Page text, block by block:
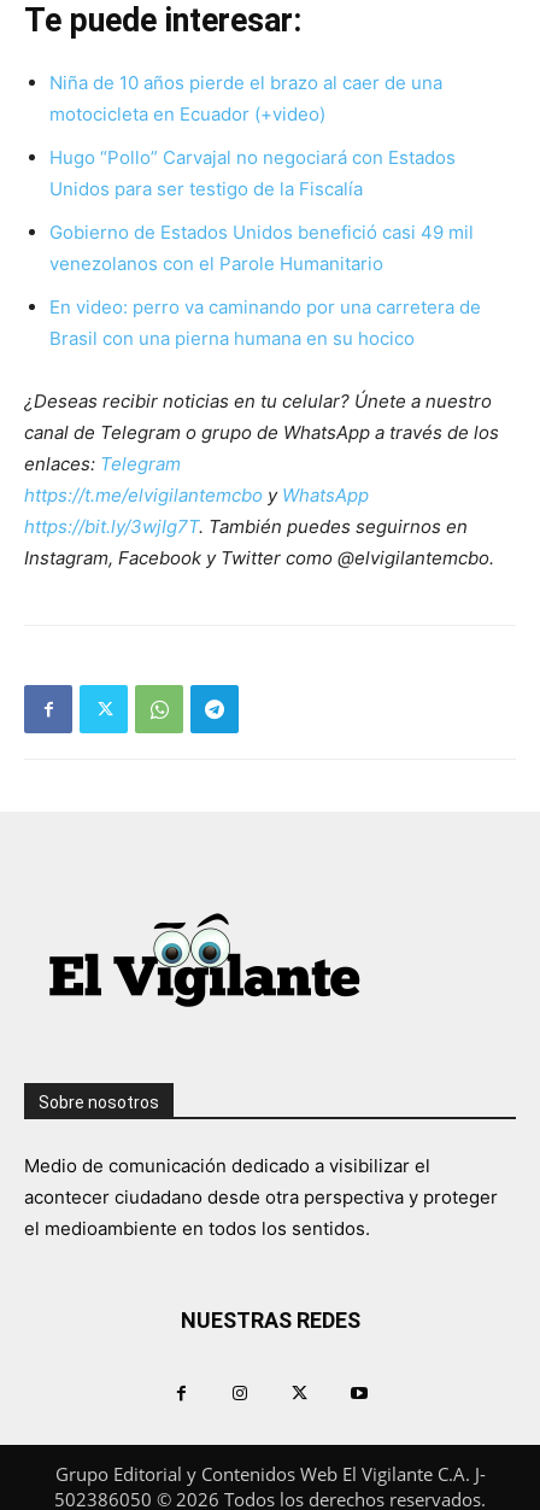
Te puede interesar:
Niña de 10 años pierde el brazo al caer de una
motocicleta en Ecuador (+video)
Hugo “Pollo” Carvajal no negociará con Estados
Unidos para ser testigo de la Fiscalía
Gobierno de Estados Unidos benefició casi 49 mil
venezolanos con el Parole Humanitario
En video: perro va caminando por una carretera de
Brasil con una pierna humana en su hocico
¿Deseas recibir noticias en tu celular? Únete a nuestro
canal de Telegram o grupo de WhatsApp a través de los
enlaces: Telegram
https://t.me/elvigilantemcbo y WhatsApp
https://bit.ly/3wjIg7T. También puedes seguirnos en
Instagram, Facebook y Twitter como @elvigilantemcbo.
Sobre nosotros
Medio de comunicación dedicado a visibilizar el
acontecer ciudadano desde otra perspectiva y proteger
el medioambiente en todos los sentidos.
NUESTRAS REDES
Grupo Editorial y Contenidos Web El Vigilante C.A. J-
502386050 © 2026 Todos los derechos reservados.